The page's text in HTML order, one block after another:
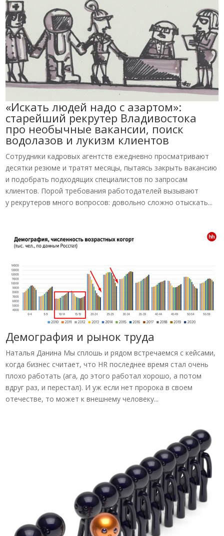
«Искать людей надо с азартом»:
старейший рекрутер Владивостока
про необычные вакансии, поиск
водолазов и лукизм клиентов
Сотрудники кадровых агентств ежедневно просматривают
десятки резюме и тратят месяцы, пытаясь закрыть вакансию
и подобрать подходящих специалистов по запросам
клиентов. Порой требования работодателей вызывают
у рекрутеров много вопросов: довольно сложно отыскать...
Демография и рынок труда
Наталья Данина Мы сплошь и рядом встречаемся с кейсами,
когда бизнес считает, что HR последнее время стал очень
плохо работать (ага, до этого работал хорошо, а потом
вдруг раз, и перестал). И уж если нет пророка в своем
отечестве, то может к внешнему человеку...